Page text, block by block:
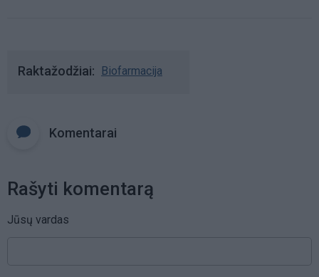
Raktažodžiai Biofarmacija
Komentarai
Rašyti komentarą
Jūsų vardas